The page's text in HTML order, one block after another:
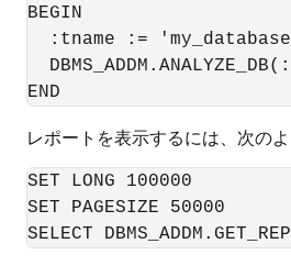
BEGIN
:tname :=
レポートを表示するには、次のよ
SET LONG 100000
SET PAGESIZE 50000